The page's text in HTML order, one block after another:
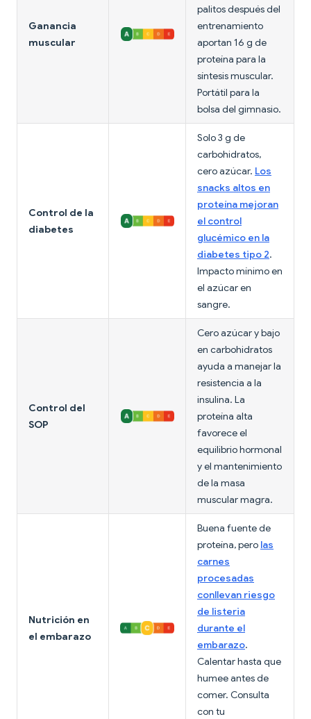
Ganancia
muscular
palitos después del
entrenamiento
aportan 16 g de
proteína para la
síntesis muscular.
Portátil para la
bolsa del gimnasio.
Control de la
diabetes
Solo 3 g de
carbohidratos,
cero azúcar. Los
snacks altos en
proteína mejoran
el control
glucémico en la
diabetes tipo 2.
Impacto mínimo en
el azúcar en
sangre.
Control del
SOP
Cero azúcar y bajo
en carbohidratos
ayuda a manejar la
resistencia a la
insulina. La
proteína alta
favorece el
equilibrio hormonal
y el mantenimiento
de la masa
muscular magra.
Nutrición en
el embarazo
Buena fuente de
proteína, pero las
carnes
procesadas
conllevan riesgo
de listeria
durante el
embarazo.
Calentar hasta que
humee antes de
comer. Consulta
con tu